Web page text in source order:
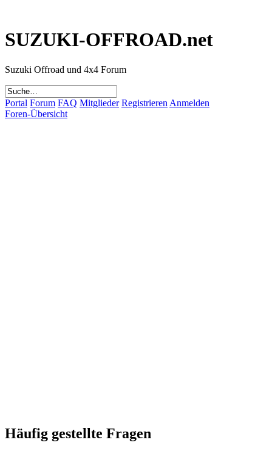
SUZUKI-OFFROAD.net
Suzuki Offroad und 4x4 Forum
Portal Forum FAQ Mitglieder Registrieren Anmelden
Foren-Übersicht
Häufig gestellte Fragen